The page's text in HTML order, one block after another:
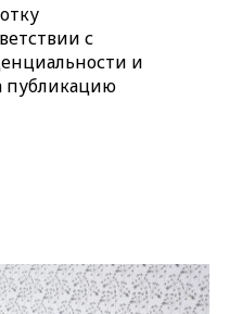
с
и
публикацию